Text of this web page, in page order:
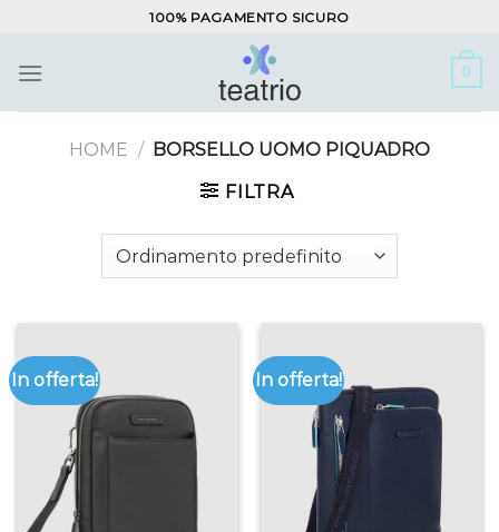
contenuti
100% PAGAMENTO SICURO
0
HOME / BORSELLO UOMO PIQUADRO
FILTRA
In offerta! In offerta!